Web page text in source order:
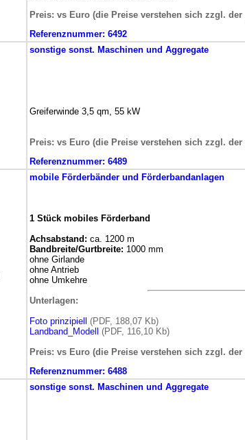
Preis: vs Euro (die Preise verstehen sich zzgl.
Referenznummer: 6492
sonstige sonst. Maschinen und Aggregate
Greiferwinde 3,5 qm, 55 kW
Preis: vs Euro (die Preise verstehen sich zzgl.
Referenznummer: 6489
mobile Förderbänder und Förderbandanlagen
1 Stück mobiles Förderband
Achsabstand: ca. 1200 m
Bandbreite/Gurtbreite: 1000 mm
ohne Girlande
ohne Antrieb
ohne Umkehre
Unterlagen:
Foto prinzipiell
(PDF, 188,07 Kb)
Landband_Modell
(PDF, 116,10 Kb)
Preis: vs Euro (die Preise verstehen sich zzgl.
Referenznummer: 6488
sonstige sonst. Maschinen und Aggregate